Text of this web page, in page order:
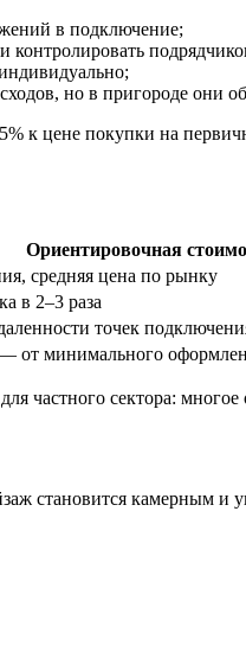
в подключение;
контролировать
но в пригороде они
к цене покупки на
Ориентировочная
средняя цена по рынку
в 2–3 раза
точек
от минимального
частного сектора:
становится